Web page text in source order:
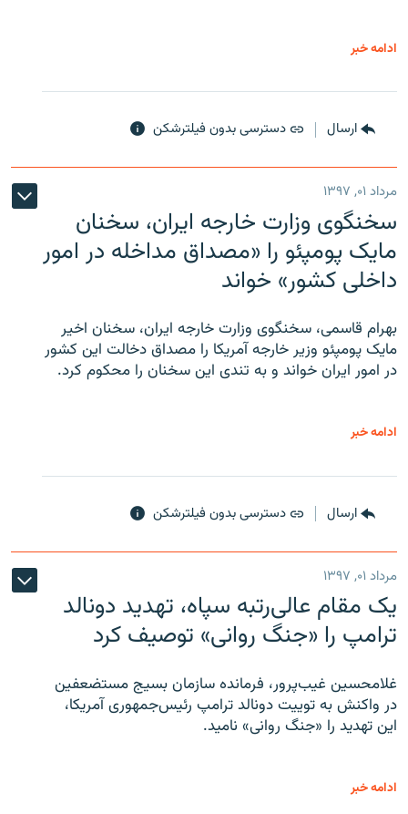
ادامه خبر
ارسال دسترسی بدون فیلترشکن
مرداد ۰۱, ۱۳۹۷
سخنگوی وزارت خارجه ایران، سخنان
مایک پومپئو را «مصداق مداخله در امور
داخلی کشور» خواند
بهرام قاسمی، سخنگوی وزارت خارجه ایران، سخنان اخیر
مایک پومپئو وزیر خارجه آمریکا را مصداق دخالت این کشور
در امور ایران خواند و به تندی این سخنان را محکوم کرد.
ادامه خبر
ارسال دسترسی بدون فیلترشکن
مرداد ۰۱, ۱۳۹۷
یک مقام عالی‌رتبه سپاه، تهدید دونالد
ترامپ را «جنگ روانی» توصیف کرد
غلامحسین غیب‌پرور، فرمانده سازمان بسیج مستضعفین
در واکنش به توییت دونالد ترامپ رئیس‌جمهوری آمریکا،
این تهدید را «جنگ روانی» نامید.
ادامه خبر